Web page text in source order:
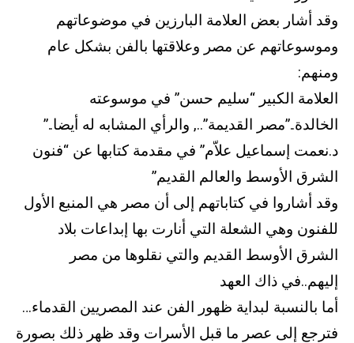
وقد أشار بعض العلامة البارزين في موضوعاتهم
وموسوعاتهم عن مصر وعلاقتها بالفن بشكل عام
ومنهم:
العلامة الكبير “سليم حسن” في موسوعته
الخالدة..”مصر القديمة”.., والرأي المشابه له أيضا..”
د.نعمت إسماعيل علاّم” في مقدمة كتابها عن “فنون
الشرق الأوسط والعالم القديم”
وقد أشاروا في كتاباتهم إلى أن مصر هي المنبع الأول
للفنون وهي الشعلة التي أنارت بها إبداعات بلاد
الشرق الأوسط القديم والتي نقلوها من مصر
إليهم..في ذاك العهد
أما بالنسبة لبداية ظهور الفن عند المصريين القدماء…
فترجع إلى عصر ما قبل الأسرات وقد ظهر ذلك بصورة